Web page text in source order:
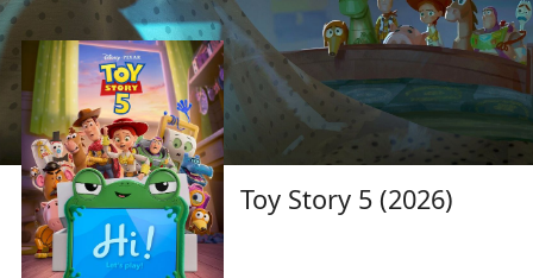
Toy Story 5 (2026)